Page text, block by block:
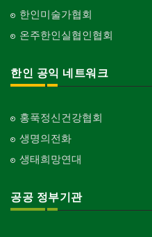
한인미술가협회
온주한인실협인협회
한인 공익 네트워크
홍푹정신건강협회
생명의전화
생태희망연대
공공 정부기관